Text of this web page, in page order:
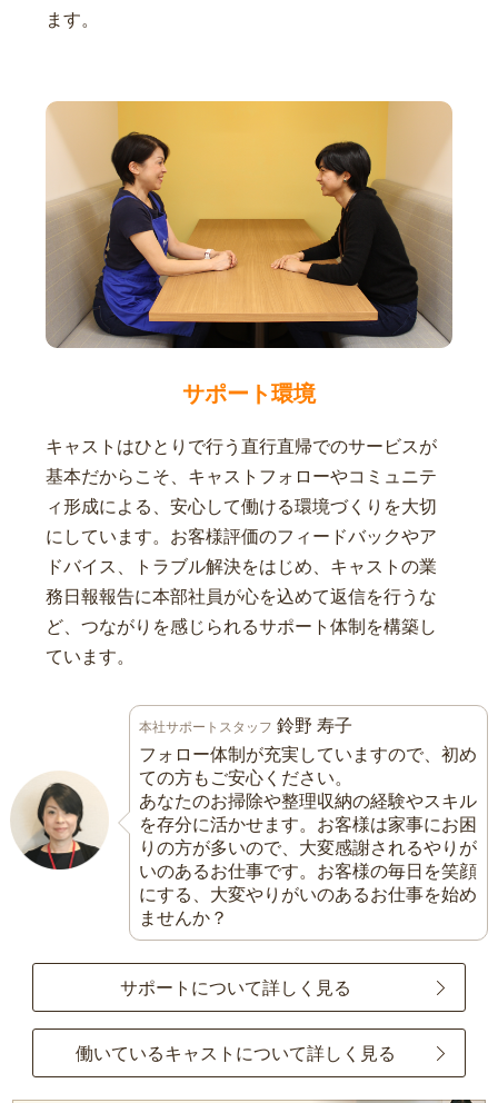
ます。
サポート環境
キャストはひとりで行う直行直帰でのサービスが
基本だからこそ、キャストフォローやコミュニテ
ィ形成による、安心して働ける環境づくりを大切
にしています。お客様評価のフィードバックやア
ドバイス、トラブル解決をはじめ、キャストの業
務日報報告に本部社員が心を込めて返信を行うな
ど、つながりを感じられるサポート体制を構築し
ています。
本社サポートスタッフ 鈴野 寿子
フォロー体制が充実していますので、初め
ての方もご安心ください。
あなたのお掃除や整理収納の経験やスキル
を存分に活かせます。お客様は家事にお困
りの方が多いので、大変感謝されるやりが
いのあるお仕事です。お客様の毎日を笑顔
にする、大変やりがいのあるお仕事を始め
ませんか？
サポートについて詳しく見る
働いているキャストについて詳しく見る